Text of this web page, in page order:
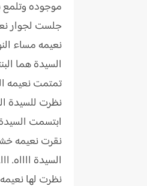
موجوده
جلست لجوار
نعيمه مساء
السيدة هما
تمتمت نعيمه
نظرت للسيدة
ابتسمت
نقرت نعيمه خشب
السيدة ااااه.
نظرت لها